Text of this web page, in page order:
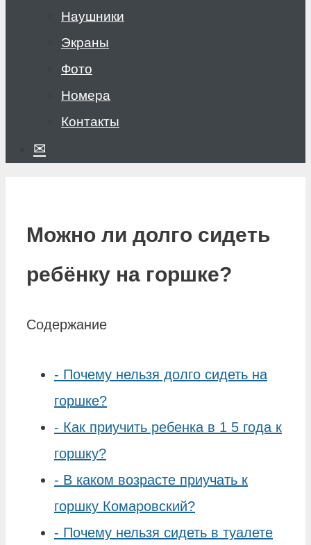
Наушники
Экраны
Фото
Номера
Контакты
✉
Можно ли долго сидеть
ребёнку на горшке?
Содержание
- Почему нельзя долго сидеть на
горшке?
- Как приучить ребенка в 1 5 года к
горшку?
- В каком возрасте приучать к
горшку Комаровский?
- Почему нельзя сидеть в туалете